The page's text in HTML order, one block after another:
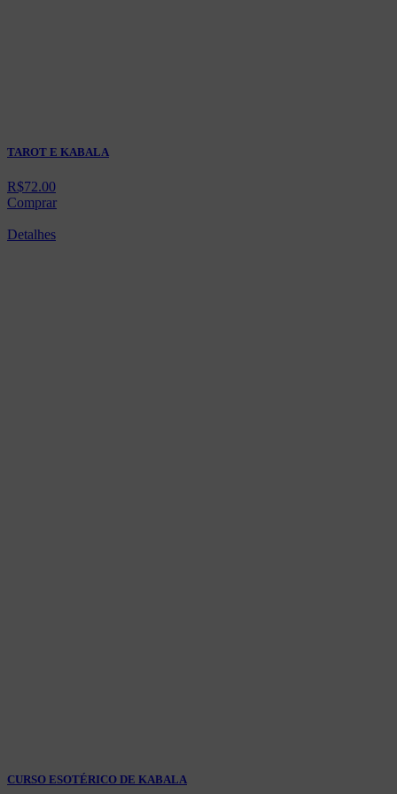
TAROT E KABALA
R$72.00
Comprar
Detalhes
CURSO ESOTÉRICO DE KABALA